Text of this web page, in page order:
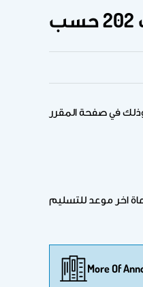
في صفحة المقرر
اخر موعد للتسليم
More Of